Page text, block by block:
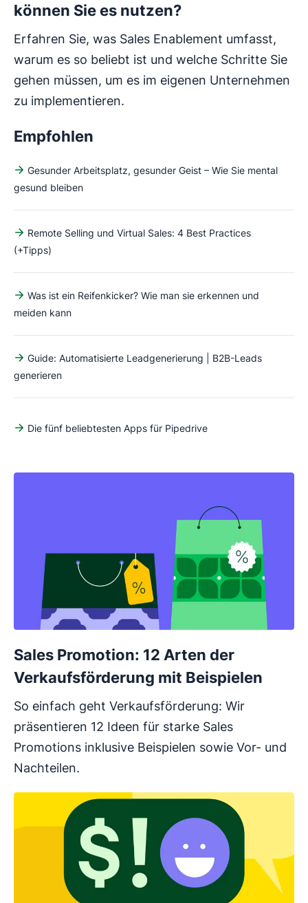
können Sie es nutzen?
Erfahren Sie, was Sales Enablement umfasst,
warum es so beliebt ist und welche Schritte Sie
gehen müssen, um es im eigenen Unternehmen
zu implementieren.
Empfohlen
Gesunder Arbeitsplatz, gesunder Geist – Wie Sie mental
gesund bleiben
Remote Selling und Virtual Sales: 4 Best Practices
(+Tipps)
Was ist ein Reifenkicker? Wie man sie erkennen und
meiden kann
Guide: Automatisierte Leadgenerierung | B2B-Leads
generieren
Die fünf beliebtesten Apps für Pipedrive
Sales Promotion: 12 Arten der
Verkaufsförderung mit Beispielen
So einfach geht Verkaufsförderung: Wir
präsentieren 12 Ideen für starke Sales
Promotions inklusive Beispielen sowie Vor- und
Nachteilen.